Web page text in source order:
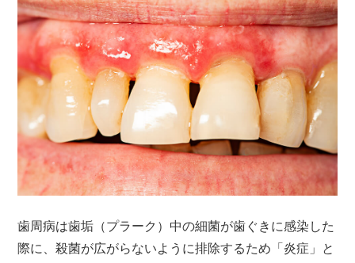
歯周病は歯垢（プラーク）中の細菌が歯ぐきに感染した
際に、殺菌が広がらないように排除するため「炎症」と